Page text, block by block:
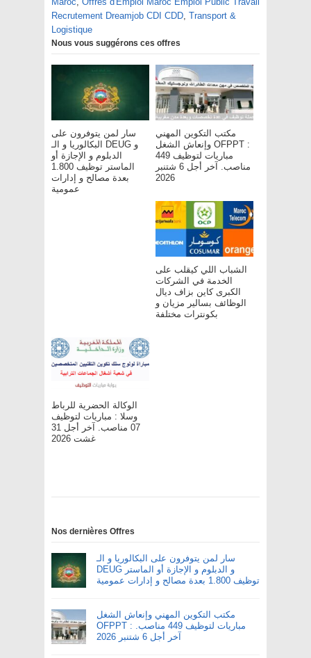
Recrutement Dreamjob CDI CDD, Transport &
Logistique
Nous vous suggérons ces offres
سار لمن يتوفرون على
البكالوريا و الـ DEUG و
الدبلوم و الإجازة أو
الماستر توظيف 1.800
بعدة مصالح و إدارات
عمومية
مكتب التكوين المهني
وإنعاش الشغل OFPPT :
مباريات لتوظيف 449
مناصب. آخر أجل 6 شتنبر
2026
الشباب اللي كيقلب على
الخدمة في الشركات
الكبرى كاين بزاف ديال
الوظائف بسالير مزيان و
بكونترات مختلفة
الوكالة الحضرية للرباط
وسلا : مباريات لتوظيف
07 مناصب. آخر أجل 31
غشت 2026
Nos dernières Offres
سار لمن يتوفرون على البكالوريا و الـ
DEUG و الدبلوم و الإجازة أو الماستر
توظيف 1.800 بعدة مصالح و إدارات عمومية
مكتب التكوين المهني وإنعاش الشغل
OFPPT : مباريات لتوظيف 449 مناصب.
آخر أجل 6 شتنبر 2026